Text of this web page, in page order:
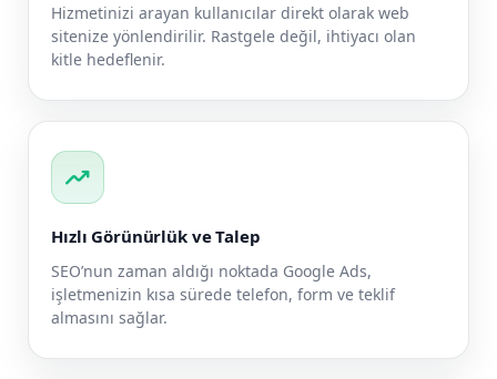
Hizmetinizi arayan kullanıcılar direkt olarak web
sitenize yönlendirilir. Rastgele değil, ihtiyacı olan
kitle hedeflenir.
trending_up
Hızlı Görünürlük ve Talep
SEO’nun zaman aldığı noktada Google Ads,
işletmenizin kısa sürede telefon, form ve teklif
almasını sağlar.